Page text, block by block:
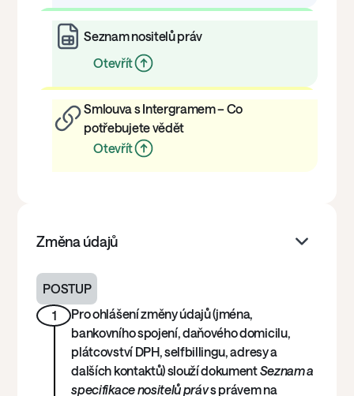
Seznam nositelů práv
Otevřít
Smlouva s Intergramem – Co
potřebujete vědět
Otevřít
Změna údajů
POSTUP
1
Pro ohlášení změny údajů (jména,
bankovního spojení, daňového domicilu,
plátcovství DPH, selfbillingu, adresy a
dalších kontaktů) slouží dokumentSeznam a
specifikace nositelů právs právem na